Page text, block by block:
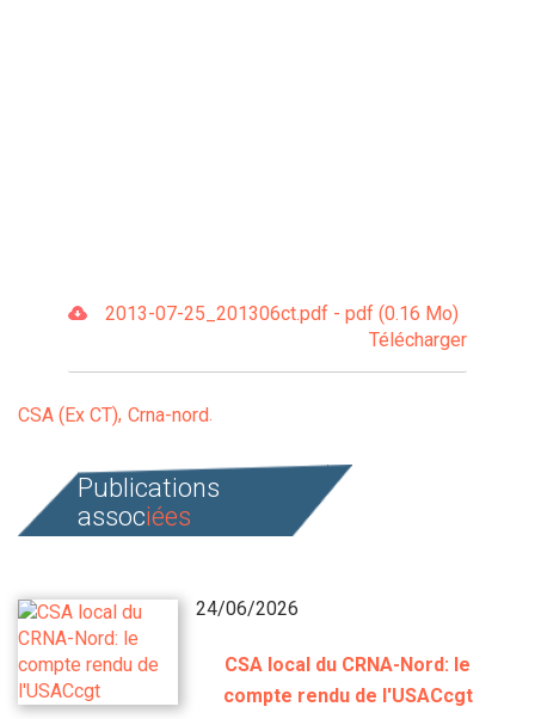
2013-07-25_201306ct.pdf - pdf (0.16 Mo)
Télécharger
CSA (Ex CT) Crna-nord
Publications
associées
24/06/2026
CSA local du CRNA-Nord: le
compte rendu de l'USACcgt